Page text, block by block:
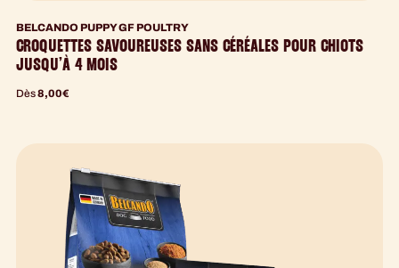
BELCANDO PUPPY GF POULTRY
CROQUETTES SAVOUREUSES SANS CÉRÉALES POUR CHIOTS
JUSQU’À 4 MOIS
Dès8,00€